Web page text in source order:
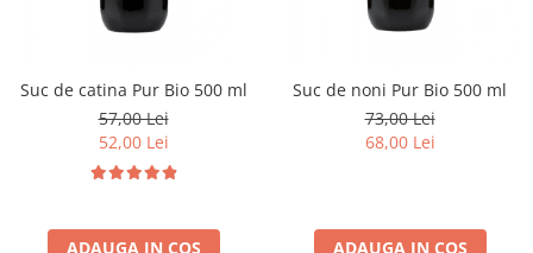
Suc de catina Pur Bio 500 ml
57,00 Lei
52,00 Lei
ADAUGA IN COS
Suc de noni Pur Bio 500 ml
73,00 Lei
68,00 Lei
ADAUGA IN COS